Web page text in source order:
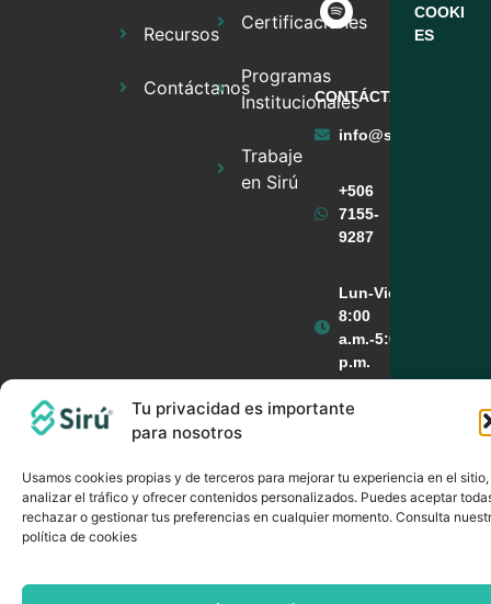
Tu privacidad es importante
para nosotros
Usamos cookies propias y de terceros para mejorar tu experiencia en el sitio,
analizar el tráfico y ofrecer contenidos personalizados. Puedes aceptar
rechazar o gestionar tus preferencias en cualquier momento. Consulta
política de cookies
Recursos
Contáctanos
Certificaciones
Programas
Institucionales
Trabaje
en Sirú
CONTÁCTANOS
+506
7155-
9287
Lun-Vie
8:00
a.m.-5:00
p.m.
COOKI
ES